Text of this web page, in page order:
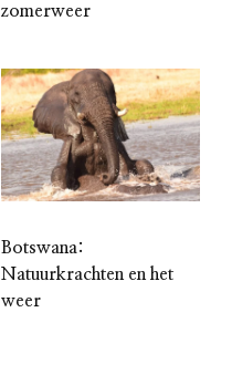
zomerweer
Botswana:
Natuurkrachten en het
weer